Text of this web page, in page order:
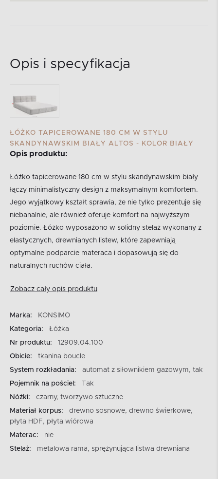
Opis i specyfikacja
ŁÓŻKO TAPICEROWANE 180 CM W STYLU
SKANDYNAWSKIM BIAŁY ALTOS - KOLOR BIAŁY
Opis produktu:
Łóżko tapicerowane 180 cm w stylu skandynawskim biały
łączy minimalistyczny design z maksymalnym komfortem.
Jego wyjątkowy kształt sprawia, że nie tylko prezentuje się
niebanalnie, ale również oferuje komfort na najwyższym
poziomie. Łóżko wyposażono w solidny stelaż wykonany z
elastycznych, drewnianych listew, które zapewniają
optymalne podparcie materaca i dopasowują się do
naturalnych ruchów ciała.
Zobacz cały opis produktu
Marka:
KONSIMO
Kategoria:
Łóżka
Nr produktu:
12909.04.100
Obicie:
tkanina boucle
System rozkładania:
automat z siłownikiem gazowym, tak
Pojemnik na pościel:
Tak
Nóżki:
czarny, tworzywo sztuczne
Materiał korpus:
drewno sosnowe, drewno świerkowe,
płyta HDF, płyta wiórowa
Materac:
nie
Stelaż:
metalowa rama, sprężynująca listwa drewniana